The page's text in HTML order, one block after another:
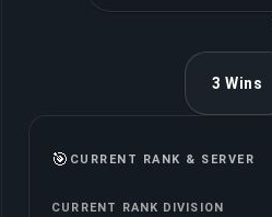
3 Wins
🎯 CURRENT RANK & SERVER
CURRENT RANK DIVISION